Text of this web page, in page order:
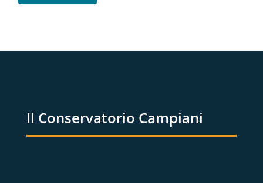
Il Conservatorio Campiani